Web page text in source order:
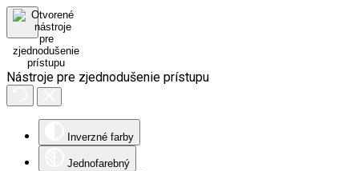
Nástroje pre zjednodušenie prístupu
Inverzné farby
Jednofarebný